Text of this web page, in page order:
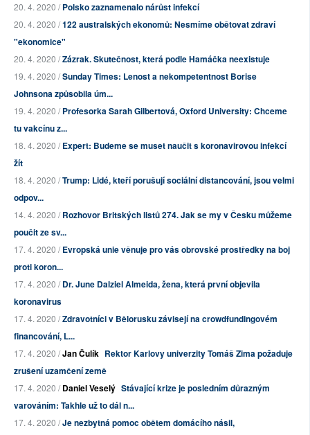
20. 4. 2020 /Polsko zaznamenalo nárůst infekcí
20. 4. 2020 /122 australských ekonomů: Nesmíme obětovat zdraví
"ekonomice"
20. 4. 2020 /Zázrak. Skutečnost, která podle Hamáčka neexistuje
19. 4. 2020 /Sunday Times: Lenost a nekompetentnost Borise
Johnsona způsobila úm...
19. 4. 2020 /Profesorka Sarah Gilbertová, Oxford University: Chceme
tu vakcínu z...
18. 4. 2020 /Expert: Budeme se muset naučit s koronavirovou infekcí
žít
18. 4. 2020 /Trump: Lidé, kteří porušují sociální distancování, jsou velmi
odpov...
14. 4. 2020 /Rozhovor Britských listů 274. Jak se my v Česku můžeme
poučit ze sv...
17. 4. 2020 /Evropská unie věnuje pro vás obrovské prostředky na boj
proti koron...
17. 4. 2020 /Dr. June Dalziel Almeida, žena, která první objevila
koronavirus
17. 4. 2020 /Zdravotníci v Bělorusku závisejí na crowdfundingovém
financování, L...
17. 4. 2020 /Jan Čulík Rektor Karlovy univerzity Tomáš Zima požaduje
zrušení uzamčení země
17. 4. 2020 /Daniel Veselý Stávající krize je posledním důrazným
varováním: Takhle už to dál n...
17. 4. 2020 /Je nezbytná pomoc obětem domácího násil,